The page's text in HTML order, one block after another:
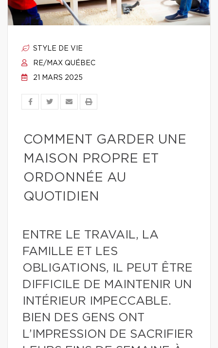
STYLE DE VIE
RE/MAX QUÉBEC
21 MARS 2025
COMMENT GARDER UNE
MAISON PROPRE ET
ORDONNÉE AU
QUOTIDIEN
ENTRE LE TRAVAIL, LA
FAMILLE ET LES
OBLIGATIONS, IL PEUT ÊTRE
DIFFICILE DE MAINTENIR UN
INTÉRIEUR IMPECCABLE.
BIEN DES GENS ONT
L’IMPRESSION DE SACRIFIER